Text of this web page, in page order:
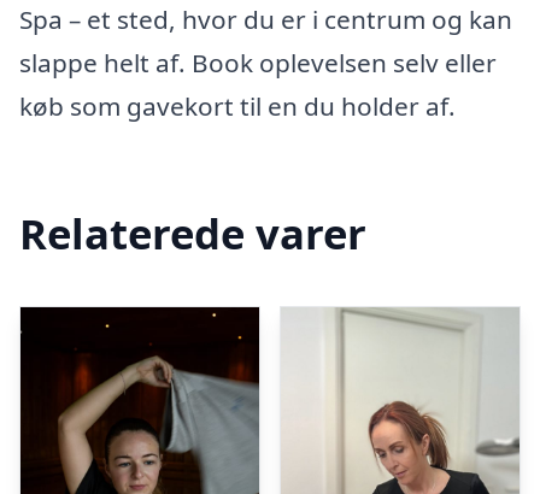
Spa – et sted, hvor du er i centrum og kan
slappe helt af. Book oplevelsen selv eller
køb som gavekort til en du holder af.
Relaterede varer